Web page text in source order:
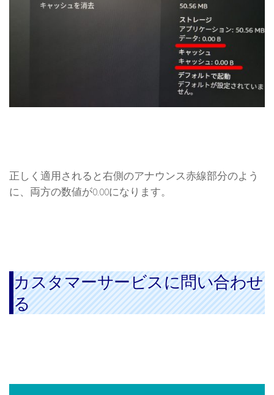
正しく適用されると右側のアナウンス赤線部分のよう
に、両方の数値が0.00になります。
カスタマーサービスに問い合わせ
る